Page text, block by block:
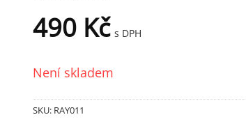
490 Kč s DPH
Není skladem
SKU: RAY011